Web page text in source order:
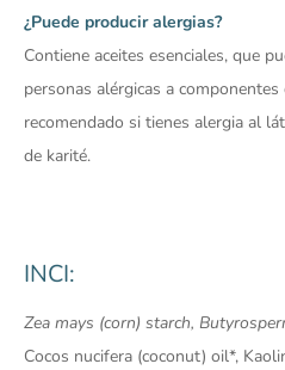
¿Puede producir alergias?
Contiene aceites esenciales, que
personas alérgicas a
recomendado si tienes alergia al
de karité.
INCI:
Zea mays (corn) starch,
Cocos nucifera (coconut) oil*,